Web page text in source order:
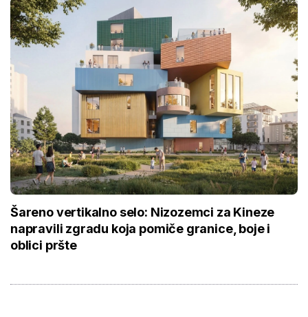
Šareno vertikalno selo: Nizozemci za Kineze
napravili zgradu koja pomiče granice, boje i
oblici pršte